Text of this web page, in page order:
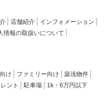
店舗紹介
インフォメーション
情報の取扱いについて
け ファミリー向け
築浅物件
ント 駐車場 1k・6万円以下